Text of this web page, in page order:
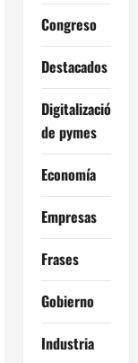
Congreso
Destacados
Digitalización
de pymes
Economía
Empresas
Frases
Gobierno
Industria